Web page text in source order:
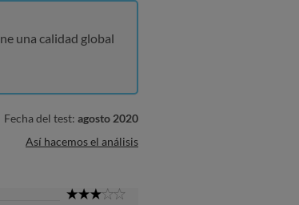
una calidad global
Fecha del test: agosto 2020
Así hacemos el análisis